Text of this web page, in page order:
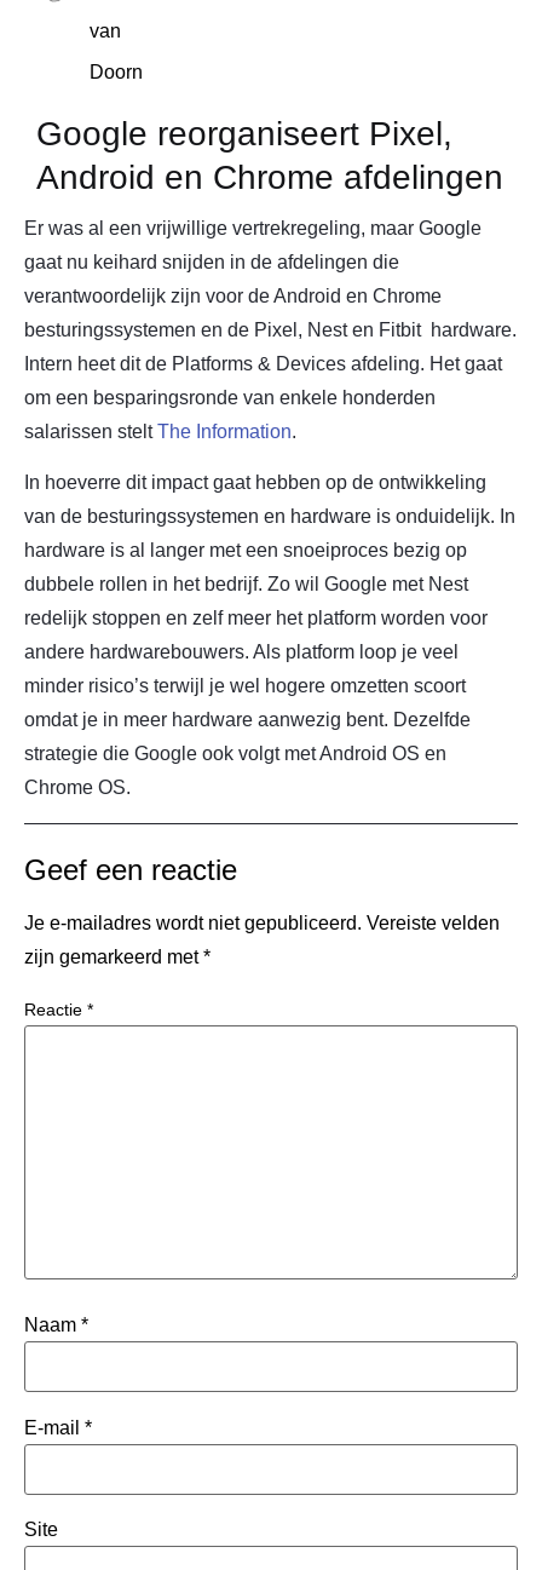
van
Doorn
Google reorganiseert Pixel,
Android en Chrome afdelingen
Er was al een vrijwillige vertrekregeling, maar Google
gaat nu keihard snijden in de afdelingen die
verantwoordelijk zijn voor de Android en Chrome
besturingssystemen en de Pixel, Nest en Fitbit hardware.
Intern heet dit de Platforms & Devices afdeling. Het gaat
om een besparingsronde van enkele honderden
salarissen steltThe Information.
In hoeverre dit impact gaat hebben op de ontwikkeling
van de besturingssystemen en hardware is onduidelijk. In
hardware is al langer met een snoeiproces bezig op
dubbele rollen in het bedrijf. Zo wil Google met Nest
redelijk stoppen en zelf meer het platform worden voor
andere hardwarebouwers. Als platform loop je veel
minder risico’s terwijl je wel hogere omzetten scoort
omdat je in meer hardware aanwezig bent. Dezelfde
strategie die Google ook volgt met Android OS en
Chrome OS.
Geef een reactie
Je e-mailadres wordt niet gepubliceerd. Vereiste velden
zijn gemarkeerd met*
Reactie *
Naam *
E-mail *
Site